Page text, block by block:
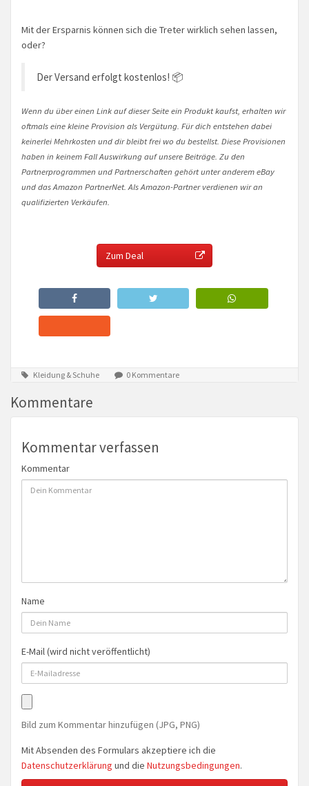
Mit der Ersparnis können sich die Treter wirklich sehen lassen,
oder?
Der Versand erfolgt kostenlos! 📦
Wenn du über einen Link auf dieser Seite ein Produkt kaufst, erhalten wir
oftmals eine kleine Provision als Vergütung. Für dich entstehen dabei
keinerlei Mehrkosten und dir bleibt frei wo du bestellst. Diese Provisionen
haben in keinem Fall Auswirkung auf unsere Beiträge. Zu den
Partnerprogrammen und Partnerschaften gehört unter anderem eBay
und das Amazon PartnerNet. Als Amazon-Partner verdienen wir an
qualifizierten Verkäufen.
Zum Deal
Kleidung & Schuhe 0 Kommentare
Kommentare
Kommentar verfassen
Kommentar
Name
E-Mail (wird nicht veröffentlicht)
Bild zum Kommentar hinzufügen (JPG, PNG)
Mit Absenden des Formulars akzeptiere ich die
Datenschutzerklärung und die Nutzungsbedingungen.